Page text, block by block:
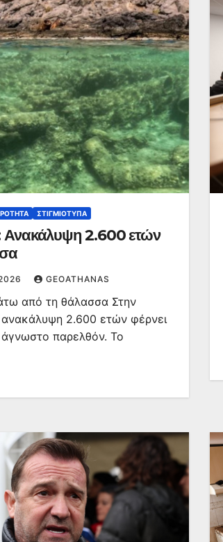
ΣΤΙΓΜΙΌΤΥΠΑ
2.600 ετών
GEOATHANAS
από τη θάλασσα Στην
ανακάλυψη 2.600 ετών φέρνει
παρελθόν. Το